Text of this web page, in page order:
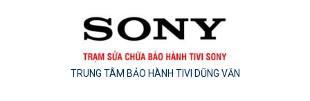
TRUNG TÂM BẢO HÀNH TIVI DŨNG VĂN